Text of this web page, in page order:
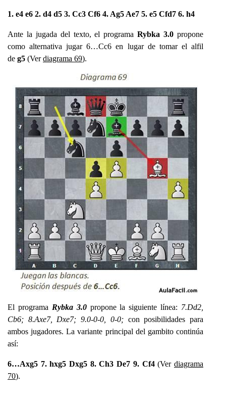
1. e4 e6 2. d4 d5 3. Cc3 Cf6 4. Ag5 Ae7 5. e5 Cfd7 6. h4
Ante la jugada del texto, el programaRybka 3.0 propone
como alternativa jugar 6…Cc6 en lugar de tomar el alfil
de g5 (Verdiagrama 69).
El programa Rybka 3.0propone la siguiente línea: 7.Dd2,
Cb6; 8.Axe7, Dxe7; 9.0-0-0, 0-0;con posibilidades para
ambos jugadores. La variante principal del gambito continúa
así:
6…Axg5 7. hxg5 Dxg5 8. Ch3 De7 9. Cf4(Verdiagrama
70).